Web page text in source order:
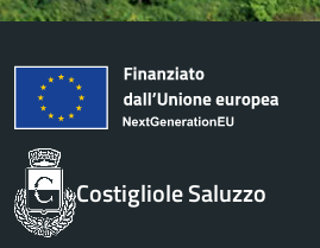
Costigliole Saluzzo